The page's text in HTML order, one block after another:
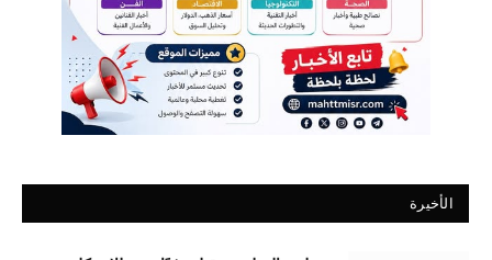
الأخيرة